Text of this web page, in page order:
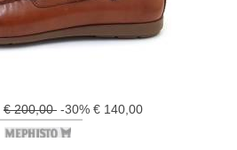
€ 200,00-30% € 140,00